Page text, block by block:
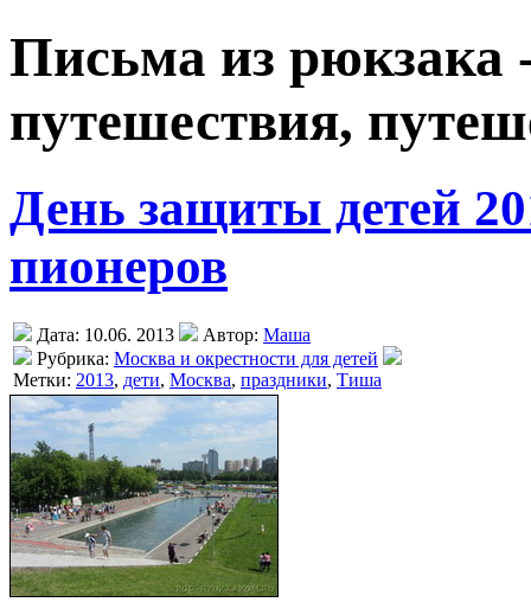
Письма из рюкзака
путешествия,
День защиты детей
пионеров
Дата: 10.06. 2013 Автор: Маша
Рубрика: Москва и окрестности для детей
Метки: 2013, дети, Москва, праздники, Тиша